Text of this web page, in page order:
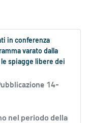
in conferenza
varato dalla
spiagge libere dei
14-
nel periodo della